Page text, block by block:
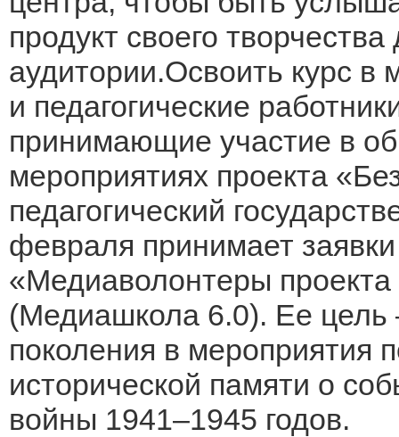
продукт своего
аудитории.Освоить курс
и педагогические
принимающие участие в
мероприятиях проекта
педагогический
февраля принимает
«Медиаволонтеры проекта
(Медиашкола 6.0). Ее цель
поколения в мероприятия
исторической памяти о
войны 1941–1945 годов.